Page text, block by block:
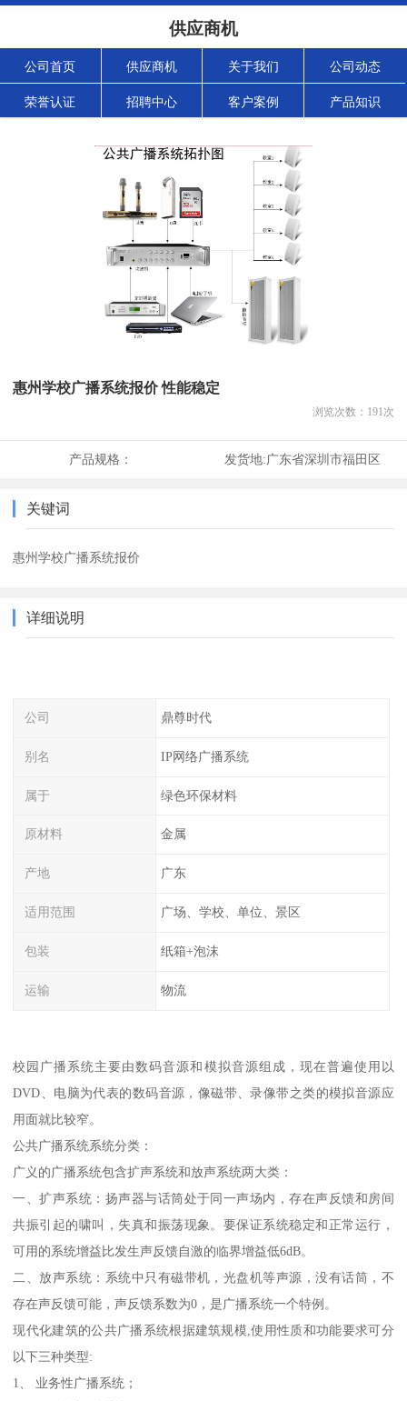
供应商机
公司首页 供应商机 关于我们 公司动态
荣誉认证 招聘中心 客户案例 产品知识
惠州学校广播系统报价 性能稳定
浏览次数： 191次
产品规格： 发货地:广东省深圳市福田区
关键词
惠州学校广播系统报价
详细说明
公司 鼎尊时代
别名 IP网络广播系统
属于 绿色环保材料
原材料 金属
产地 广东
适用范围 广场、学校、单位、景区
包装 纸箱+泡沫
运输 物流
校园广播系统主要由数码音源和模拟音源组成，现在普遍使用以
DVD、电脑为代表的数码音源，像磁带、录像带之类的模拟音源应
用面就比较窄。
公共广播系统系统分类：
广义的广播系统包含扩声系统和放声系统两大类：
一、扩声系统：扬声器与话筒处于同一声场内，存在声反馈和房间
共振引起的啸叫，失真和振荡现象。要保证系统稳定和正常运行，
可用的系统增益比发生声反馈自激的临界增益低6dB。
二、放声系统：系统中只有磁带机，光盘机等声源，没有话筒，不
存在声反馈可能，声反馈系数为0，是广播系统一个特例。
现代化建筑的公共广播系统根据建筑规模,使用性质和功能要求可分
以下三种类型:
1、 业务性广播系统；